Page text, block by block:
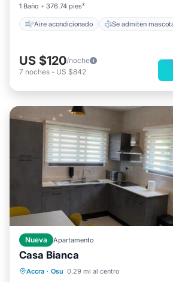
1 Baño
376.74 pies²
Aire acondicionado Se admiten
US $120/noche
7 noches - US $842
Nueva Apartamento
Casa Bianca
Accra · Osu 0.29 mi al centro
Piscina privada
Aparcamiento